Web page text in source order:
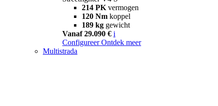
214 PK vermogen
120 Nm koppel
189 kg gewicht
Vanaf 29.090 € i
Configureer Ontdek meer
Multistrada